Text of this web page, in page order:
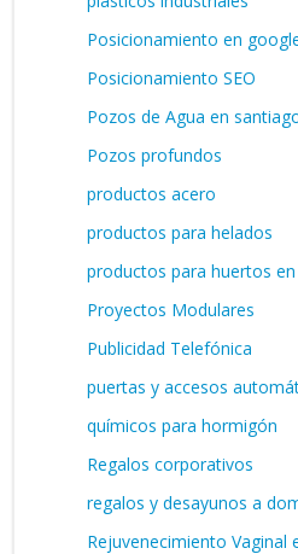
Posicionamiento en
Posicionamiento SEO
Pozos de Agua en
Pozos profundos
productos acero
productos para helados
productos para huertos en
Proyectos Modulares
Publicidad Telefónica
puertas y accesos
químicos para hormigón
Regalos corporativos
regalos y desayunos a
Rejuvenecimiento Vaginal